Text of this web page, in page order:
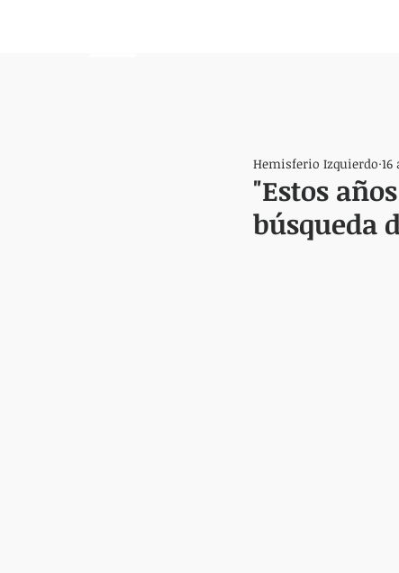
"Estos
búsqueda
Hemisferio Izquierdo 16